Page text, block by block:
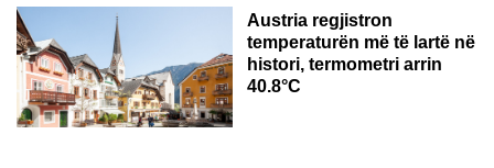
Austria regjistron
temperaturën më të lartë në
histori, termometri arrin
40.8°C